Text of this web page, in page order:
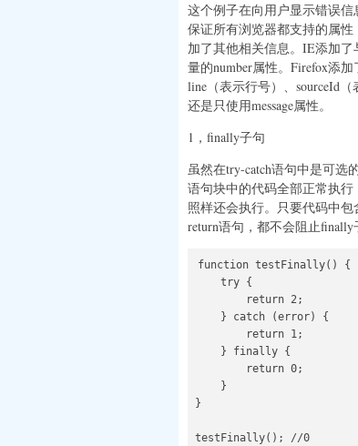
这个例子在向用户显示错误信
保证所有浏览器都支持的属性
加了其他相关信息。IE添加了
量的number属性。Firefox添
line（表示行号）、sourceId
还是只使用message属性。
1，finally子句
虽然在try-catch语句中是可选
语句块中的代码全部正常执
照样还会执行。只要代码中
return语句，都不会阻止
function testFinally() {
    try {
        return 2;
    } catch (error) {
        return 1;
    } finally {
        return 0;
    }
}
testFinally(); //0